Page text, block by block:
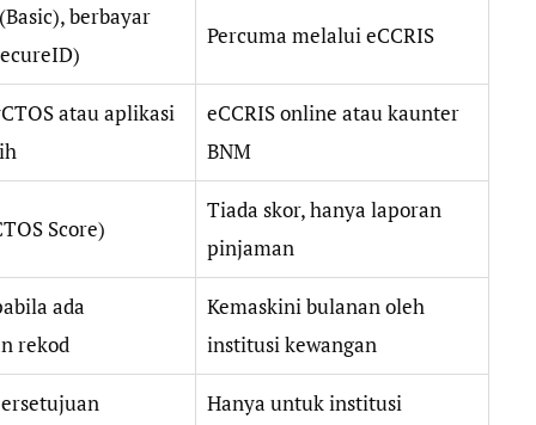
berbayar
Percuma melalui eCCRIS
atau aplikasi
eCCRIS online atau kaunter
BNM
Score)
Tiada skor, hanya laporan
pinjaman
ada
rekod
Kemaskini bulanan oleh
institusi kewangan
Hanya untuk institusi